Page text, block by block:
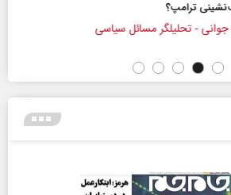
ترامپ؟
جوانی - تحلیلگر مسائل سیاسی